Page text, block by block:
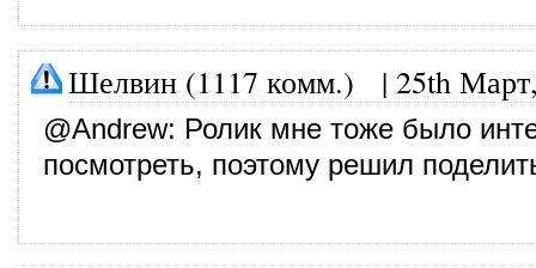
Шелвин (1117 комм.) | 25th
@Andrew: Ролик мне тоже было
посмотреть, поэтому решил